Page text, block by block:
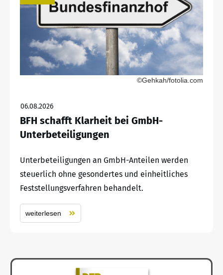
©Gehkah/fotolia.com
06.08.2026
BFH schafft Klarheit bei GmbH-
Unterbeteiligungen
Unterbeteiligungen an GmbH-Anteilen werden
steuerlich ohne gesondertes und einheitliches
Feststellungsverfahren behandelt.
weiterlesen